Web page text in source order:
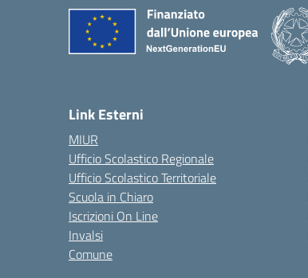
Link Esterni
MIUR
Ufficio Scolastico Regionale
Ufficio Scolastico Territoriale
Scuola in Chiaro
Iscrizioni On Line
Invalsi
Comune